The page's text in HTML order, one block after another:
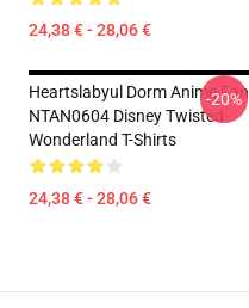
24,38 € - 28,06 €
Heartslabyul Dorm Anime Fan
NTAN0604 Disney Twisted
Wonderland T-Shirts
24,38 € - 28,06 €
-20%